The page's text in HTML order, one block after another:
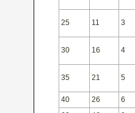
25 11 3
30 16 4
35 21 5
40
26 6